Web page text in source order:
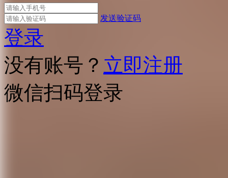
发送验证码
登录
没有账号？ 立即注册
微信扫码登录